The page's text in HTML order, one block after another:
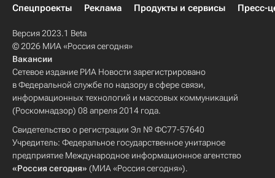
Спецпроекты
Реклама Продукты и сервисы Пресс-
Версия 2023.1 Beta
© 2026 МИА «Россия сегодня»
Вакансии
Сетевое издание РИА Новости зарегистрировано
в Федеральной службе по надзору в сфере связи,
информационных технологий и массовых коммуникаций
(Роскомнадзор) 08 апреля 2014 года.
Свидетельство о регистрации Эл № ФС77-57640
Учредитель: Федеральное государственное унитарное
предприятие Международное информационное агентство
«Россия сегодня» (МИА «Россия сегодня»).